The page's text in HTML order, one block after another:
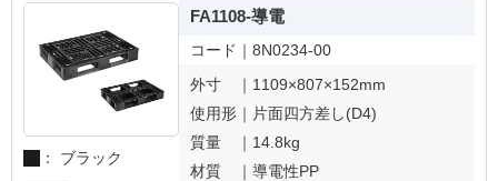
： ブラック
FA1108-導電
コード｜ 8N0234-00
外寸 ｜ 1109×807×152mm
使用形｜ 片面四方差し(D4)
質量 ｜ 14.8kg
材質 ｜ 導電性PP